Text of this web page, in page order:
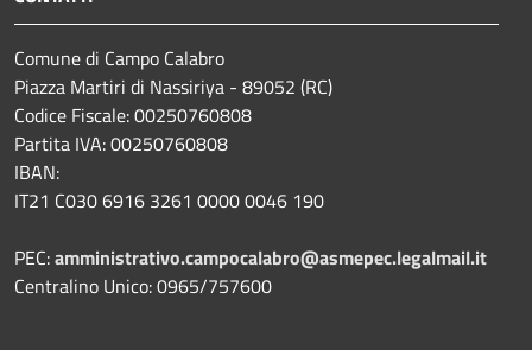
Comune di Campo Calabro
Piazza Martiri di Nassiriya - 89052 (RC)
Codice Fiscale: 00250760808
Partita IVA: 00250760808
IBAN:
IT21 C030 6916 3261 0000 0046 190
PEC:amministrativo.campocalabro@asmepec.legalmail.it
Centralino Unico: 0965/757600